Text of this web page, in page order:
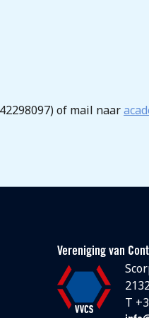
of mail naar
Vereniging van
T